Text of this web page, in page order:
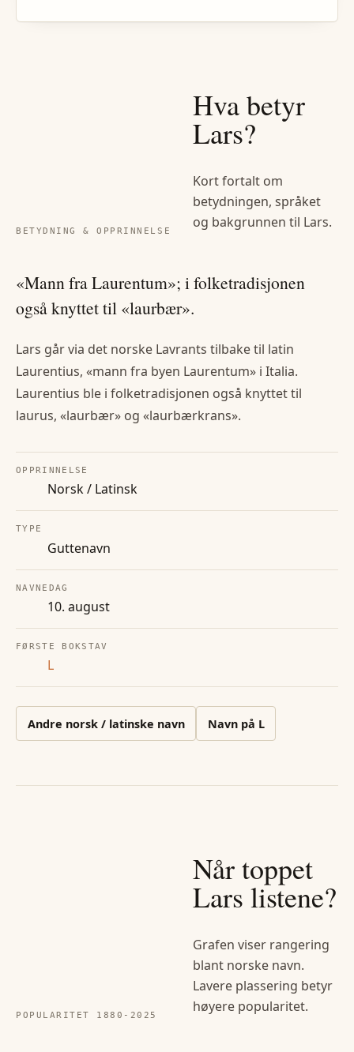
BETYDNING & OPPRINNELSE
Hva betyr
Lars?
Kort fortalt om
betydningen, språket
og bakgrunnen til Lars.
«Mann fra Laurentum»; i folketradisjonen
også knyttet til «laurbær».
Lars går via det norske Lavrants tilbake til latin
Laurentius, «mann fra byen Laurentum» i Italia.
Laurentius ble i folketradisjonen også knyttet til
laurus, «laurbær» og «laurbærkrans».
OPPRINNELSE
Norsk / Latinsk
TYPE
Guttenavn
NAVNEDAG
10. august
FØRSTE BOKSTAV
L
Andre norsk / latinske navn Navn på L
POPULARITET 1880- 2025
Når toppet
Lars listene?
Grafen viser rangering
blant norske navn.
Lavere plassering betyr
høyere popularitet.